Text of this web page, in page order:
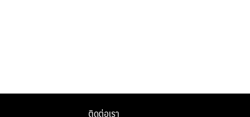
ติดต่อเรา